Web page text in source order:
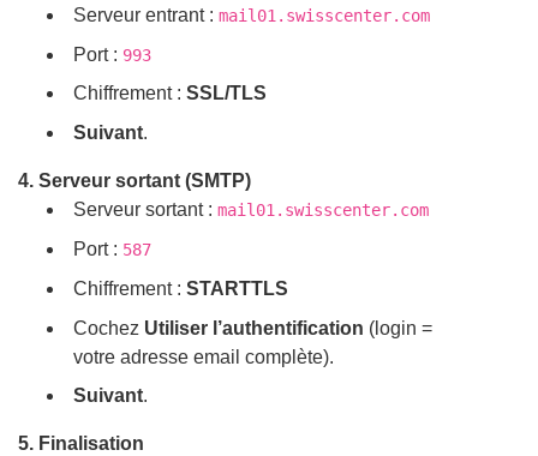
Serveur entrant :mail01.swisscenter.com
Port : 993
Chiffrement :SSL/TLS
Suivant.
4. Serveur sortant (SMTP)
Serveur sortant :mail01.swisscenter.com
Port : 587
Chiffrement :STARTTLS
Cochez Utiliser l’authentification (login =
votre adresse email complète).
Suivant.
5. Finalisation